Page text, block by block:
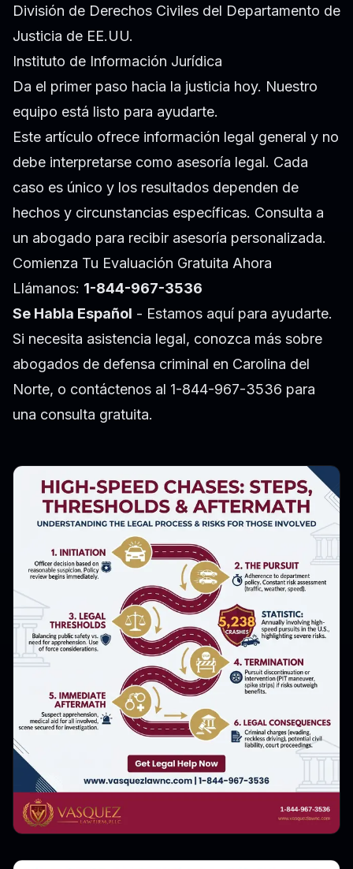
División de Derechos Civiles del Departamento de
Justicia de EE.UU.
Instituto de Información Jurídica
Da el primer paso hacia la justicia hoy. Nuestro
equipo está listo para ayudarte.
Este artículo ofrece información legal general y no
debe interpretarse como asesoría legal. Cada
caso es único y los resultados dependen de
hechos y circunstancias específicas. Consulta a
un abogado para recibir asesoría personalizada.
Comienza Tu Evaluación Gratuita Ahora
Llámanos: 1-844-967-3536
Se Habla Español - Estamos aquí para ayudarte.
Si necesita asistencia legal, conozca más sobre
abogados de defensa criminal en Carolina del
Norte, o contáctenos al 1-844-967-3536 para
una consulta gratuita.